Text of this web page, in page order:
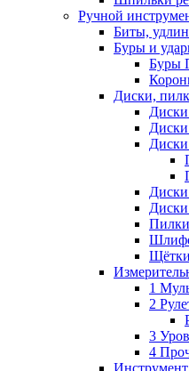
Ручной
Биты,
Буры и
Буры
Диски,
Пилки
1
2
3
4